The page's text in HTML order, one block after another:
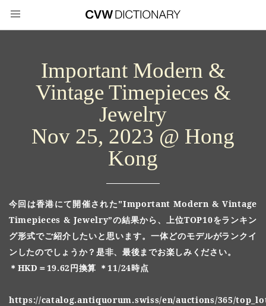
Important Modern &
Vintage Timepieces &
Jewelry
Nov 25, 2023 @ Hong
Kong
今回は香港にて開催された"Important Modern & Vintage
Timepieces & Jewelry”の結果から、上位TOP10をランキン
グ形式でご紹介したいと思います。一体どのモデルがランクイ
ンしたのでしょうか？是非、最後までお楽しみください。
＊HKD＝19.62円換算 ＊11/24時点
https://catalog.antiquorum.swiss/en/auctions/365/